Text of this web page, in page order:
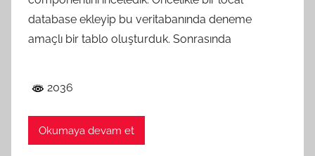
database ekleyip bu veritabanında deneme
amaçlı bir tablo oluşturduk. Sonrasında
2036
Okumaya devam et